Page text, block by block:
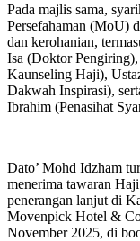
Pada majlis sama,
Persefahaman (MoU)
dan kerohanian,
Isa (Doktor
Kaunseling Haji),
Dakwah Inspirasi),
Ibrahim (Penasihat
Dato’ Mohd Idzham
menerima tawaran
penerangan lanjut di
Movenpick Hotel &
November 2025, di